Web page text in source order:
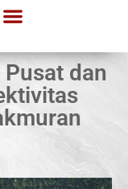
dan